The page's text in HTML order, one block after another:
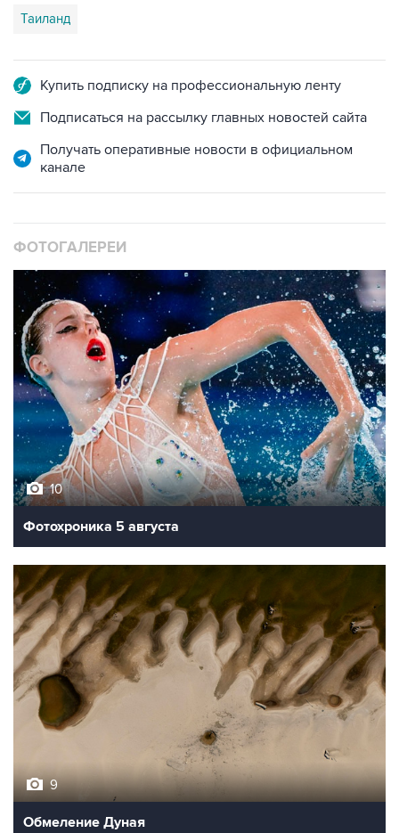
Таиланд
Купить подписку на профессиональную ленту
Подписаться на рассылку главных новостей сайта
Получать оперативные новости в официальном
канале
ФОТОГАЛЕРЕИ
10
Фотохроника 5 августа
9
Обмеление Дуная